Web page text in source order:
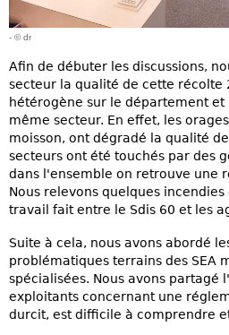
- © dr
Afin de débuter les discussions,
secteur la qualité de cette récolte
hétérogène sur le département et
même secteur. En effet, les
moisson, ont dégradé la qualité
secteurs ont été touchés par des
dans l'ensemble on retrouve une
Nous relevons quelques
travail fait entre le Sdis 60 et les
Suite à cela, nous avons abordé
problématiques terrains des SEA
spécialisées. Nous avons partagé
exploitants concernant une
durcit, est difficile à comprendre